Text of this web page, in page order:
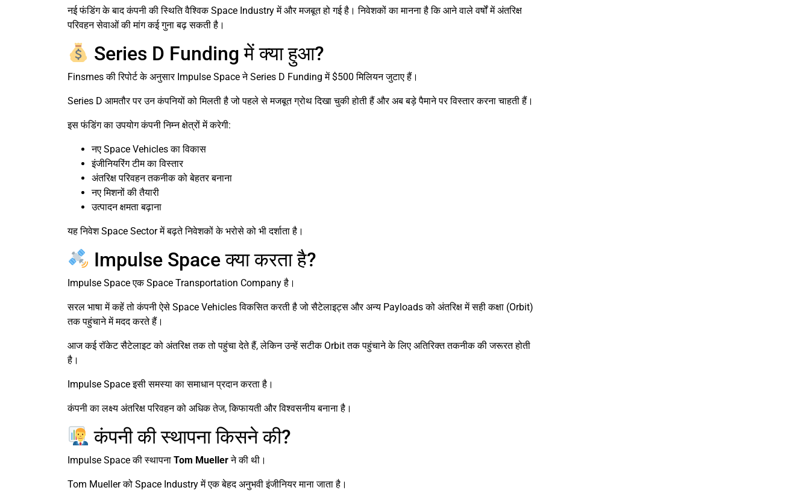
नई फंडिंग के बाद कंपनी की स्थिति वैश्विक Space Industry में और मजबूत हो गई है। निवेशकों का मानना है कि आने वाले वर्षों में अंतरिक्ष
परिवहन सेवाओं की मांग कई गुना बढ़ सकती है।
Series D Funding में क्या हुआ?
Finsmes की रिपोर्ट के अनुसार Impulse Space ने Series D Funding में $500 मिलियन जुटाए हैं।
Series D आमतौर पर उन कंपनियों को मिलती है जो पहले से मजबूत ग्रोथ दिखा चुकी होती हैं और अब बड़े पैमाने पर विस्तार करना चाहती हैं।
इस फंडिंग का उपयोग कंपनी निम्न क्षेत्रों में करेगी:
नए Space Vehicles का विकास
इंजीनियरिंग टीम का विस्तार
अंतरिक्ष परिवहन तकनीक को बेहतर बनाना
नए मिशनों की तैयारी
उत्पादन क्षमता बढ़ाना
यह निवेश Space Sector में बढ़ते निवेशकों के भरोसे को भी दर्शाता है।
Impulse Space क्या करता है?
Impulse Space एक Space Transportation Company है।
सरल भाषा में कहें तो कंपनी ऐसे Space Vehicles विकसित करती है जो सैटेलाइट्स और अन्य Payloads को अंतरिक्ष में सही कक्षा (Orbit)
तक पहुंचाने में मदद करते हैं।
आज कई रॉकेट सैटेलाइट को अंतरिक्ष तक तो पहुंचा देते हैं, लेकिन उन्हें सटीक Orbit तक पहुंचाने के लिए अतिरिक्त तकनीक की जरूरत होती
है।
Impulse Space इसी समस्या का समाधान प्रदान करता है।
कंपनी का लक्ष्य अंतरिक्ष परिवहन को अधिक तेज, किफायती और विश्वसनीय बनाना है।
कंपनी की स्थापना किसने की?
Impulse Space की स्थापना Tom Muellerने की थी।
Tom Mueller को Space Industry में एक बेहद अनुभवी इंजीनियर माना जाता है।